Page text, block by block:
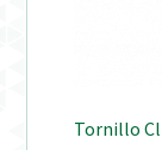
Tornillo